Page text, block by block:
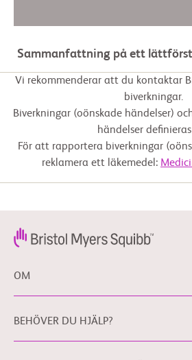
Sammanfattning på ett
Vi rekommenderar att du kontaktar
biverkningar.
Biverkningar (oönskade händelser)
händelser definieras
För att rapportera biverkningar
reklamera ett läkemedel:
OM
BEHÖVER DU HJÄLP?